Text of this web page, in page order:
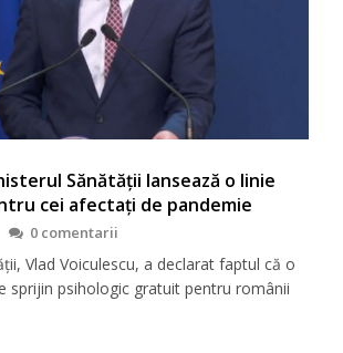
Sănătății lansează o linie
cei afectați de pandemie
0 comentarii
Vlad Voiculescu, a declarat faptul că o
sprijin psihologic gratuit pentru românii